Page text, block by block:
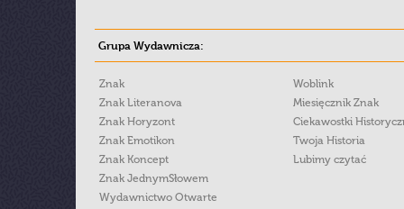
Grupa Wydawnicza:
Znak
Znak Literanova
Znak Horyzont
Znak Emotikon
Znak Koncept
Znak JednymSłowem
Wydawnictwo Otwarte
Woblink
Miesięcznik Znak
Ciekawostki
Twoja Historia
Lubimy czytać